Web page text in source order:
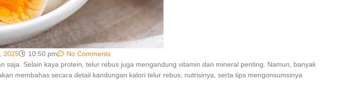
2025 10:50 pm
No Comments
Selain kaya protein, telur rebus juga mengandung vitamin dan mineral penting. Namun, banyak
membahas secara detail kandungan kalori telur rebus, nutrisinya, serta tips mengonsumsinya